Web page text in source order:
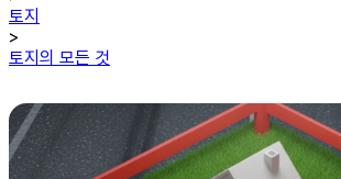
토지
>
토지의 모든 것